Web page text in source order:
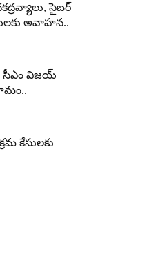
సైబర్
అవాహన..
| సీఎం విజయ్
కేసులకు